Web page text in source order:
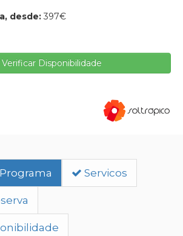
desde: 397€
Verificar Disponibilidade
Servicos